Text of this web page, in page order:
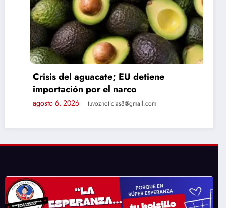
Crisis del aguacate; EU detiene
importación por el narco
agosto 6, 2026 tuvoznoticias8@gmail.com